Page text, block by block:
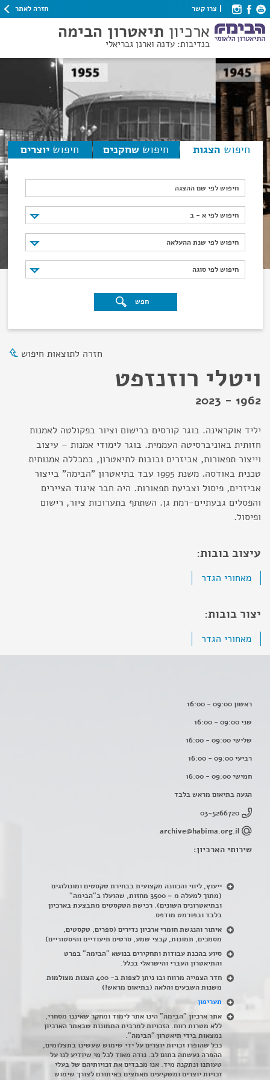
צרו קשר חזרה לאתר
ארכיון תיאטרון הבימה
בנדיבות: עדנה וארנן גבריאלי
חיפוש הצגות חיפוש שחקנים חיפוש יוצרים
חיפוש לפי שם ההצגה
חיפוש לפי א - ב
חיפוש לפי א - ב
חיפוש לפי שנת ההעלאה
חיפוש לפי שנת ההעלאה
חיפוש לפי סוגה
חיפוש לפי סוגה
חפש
חזרה לתוצאות חיפוש
ויטלי רוזנזפט
1962 - 2023
יליד אוקראינה. בוגר קורסים ברישום וציור בפקולטה לאמנות
חזותית באוניברסיטה העממית. בוגר לימודי אמנות – עיצוב
וייצור תפאורות, אביזרים ובובות לתיאטרון, במכללה אמנותית
טכנית באודסה. משנת 1995 עבד בתיאטרון "הבימה" בייצור
אביזרים, פיסול וצביעת תפאורות. היה חבר איגוד הציירים
והפסלים גבעתיים-רמת גן. השתתף בתערוכות ציור, רישום
ופיסול.
עיצוב בובות:
מאחורי הגדר
יצור בובות:
מאחורי הגדר
ראשון 09:00 - 16:00
שני 09:00 - 16:00
שלישי 09:00 - 16:00
רביעי 09:00 - 16:00
חמישי 09:00 - 16:00
הגעה בתיאום מראש בלבד
03-5266720
archive@habima.org.il
שירותי הארכיון:
ייעוץ, ליווי והכוונה מקצועית בבחירת טקסטים ומונולוגים
(מתוך למעלה מ – 3500 מחזות, שהועלו ב"הבימה"
ובתיאטרונים השונים). רכישת הטקסטים מתבצעת בארכיון
בלבד ובפורמט מודפס.
איתור והנגשת חומרי ארכיון נדירים (ספרים, טקסטים,
מסמכים, תמונות, קבצי שמע, סרטים תיעודיים והיסטוריים)
סיוע בהכנת עבודות ותחקירים בנושא "הבימה" בפרט
והתיאטרון העברי והישראלי בכלל.
חדר הצפייה מרווח ובו ניתן לצפות ב- 400 הצגות מצולמות
משנות השבעים והלאה (בתיאום מראש!)
תעריפון
אתר ארכיון "הבימה" הינו אתר לימוד ומחקר שאיננו מסחרי,
ללא מטרות רווח. הזכויות למרבית התמונות שבאתר הארכיון
נמצאות בידי תיאטרון "הבימה".
ככל שהופרו זכויות יוצרים על ידי שימוש שעשינו בתצלומים,
ההפרה נעשתה בתום לב. נודה מאוד לכל מי שיודיע לנו על
טעותנו ונתקנה מיד. אנו מכבדים את זכויותיהם של בעלי
זכויות יוצרים ומשקיעים מאמצים באיתורם לצורך שימוש